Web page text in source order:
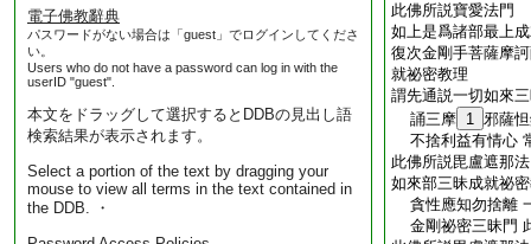
電子佛教辭典
パスワードがない場合は「guest」でログインしてくださ
い。
Users who do not have a password can log in with the
userID "guest".
本文をドラッグして選択するとDDBの見出し語
検索結果が表示されます。
Select a portion of the text by dragging your
mouse to view all terms in the text contained in
the DDB. ・
此佛所説寶愛法門
如上是爲諸部最上
復次金剛手菩薩摩
就祕密教理
謂先通説一切如來
誦三摩 1 邪薩
不捨利益有情心
此佛所説毘盧遮那
如來部三昧成就祕
貪性應知勿捨離
金剛祕密三昧門